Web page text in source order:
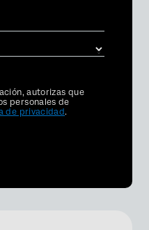
autorizas que
personales de
de privacidad.